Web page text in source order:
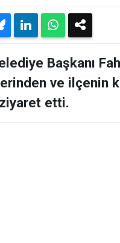
Başkanı
ve ilçenin
etti.